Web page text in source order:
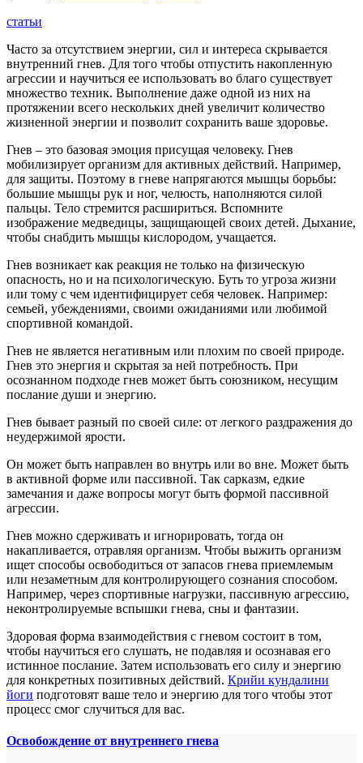
статьи
Часто за отсутствием энергии, сил и интереса скрывается
внутренний гнев. Для того чтобы отпустить накопленную
агрессии и научиться ее использовать во благо существует
множество техник. Выполнение даже одной из них на
протяжении всего нескольких дней увеличит количество
жизненной энергии и позволит сохранить ваше здоровье.
Гнев – это базовая эмоция присущая человеку. Гнев
мобилизирует организм для активных действий. Например,
для защиты. Поэтому в гневе напрягаются мышцы борьбы:
большие мышцы рук и ног, челюсть, наполняются силой
пальцы. Тело стремится расшириться. Вспомните
изображение медведицы, защищающей своих детей. Дыхание,
чтобы снабдить мышцы кислородом, учащается.
Гнев возникает как реакция не только на физическую
опасность, но и на психологическую. Буть то угроза жизни
или тому с чем идентифицирует себя человек. Например:
семьей, убеждениями, своими ожиданиями или любимой
спортивной командой.
Гнев не является негативным или плохим по своей природе.
Гнев это энергия и скрытая за ней потребность. При
осознанном подходе гнев может быть союзником, несущим
послание души и энергию.
Гнев бывает разный по своей силе: от легкого раздражения до
неудержимой ярости.
Он может быть направлен во внутрь или во вне. Может быть
в активной форме или пассивной. Так сарказм, едкие
замечания и даже вопросы могут быть формой пассивной
агрессии.
Гнев можно сдерживать и игнорировать, тогда он
накапливается, отравляя организм. Чтобы выжить организм
ищет способы освободиться от запасов гнева приемлемым
или незаметным для контролирующего сознания способом.
Например, через спортивные нагрузки, пассивную агрессию,
неконтролируемые вспышки гнева, сны и фантазии.
Здоровая форма взаимодействия с гневом состоит в том,
чтобы научиться его слушать, не подавляя и осознавая его
истинное послание. Затем использовать его силу и энергию
для конкретных позитивных действий. Крийи кундалини
йоги подготовят ваше тело и энергию для того чтобы этот
процесс смог случиться для вас.
Освобождение от внутреннего гнева